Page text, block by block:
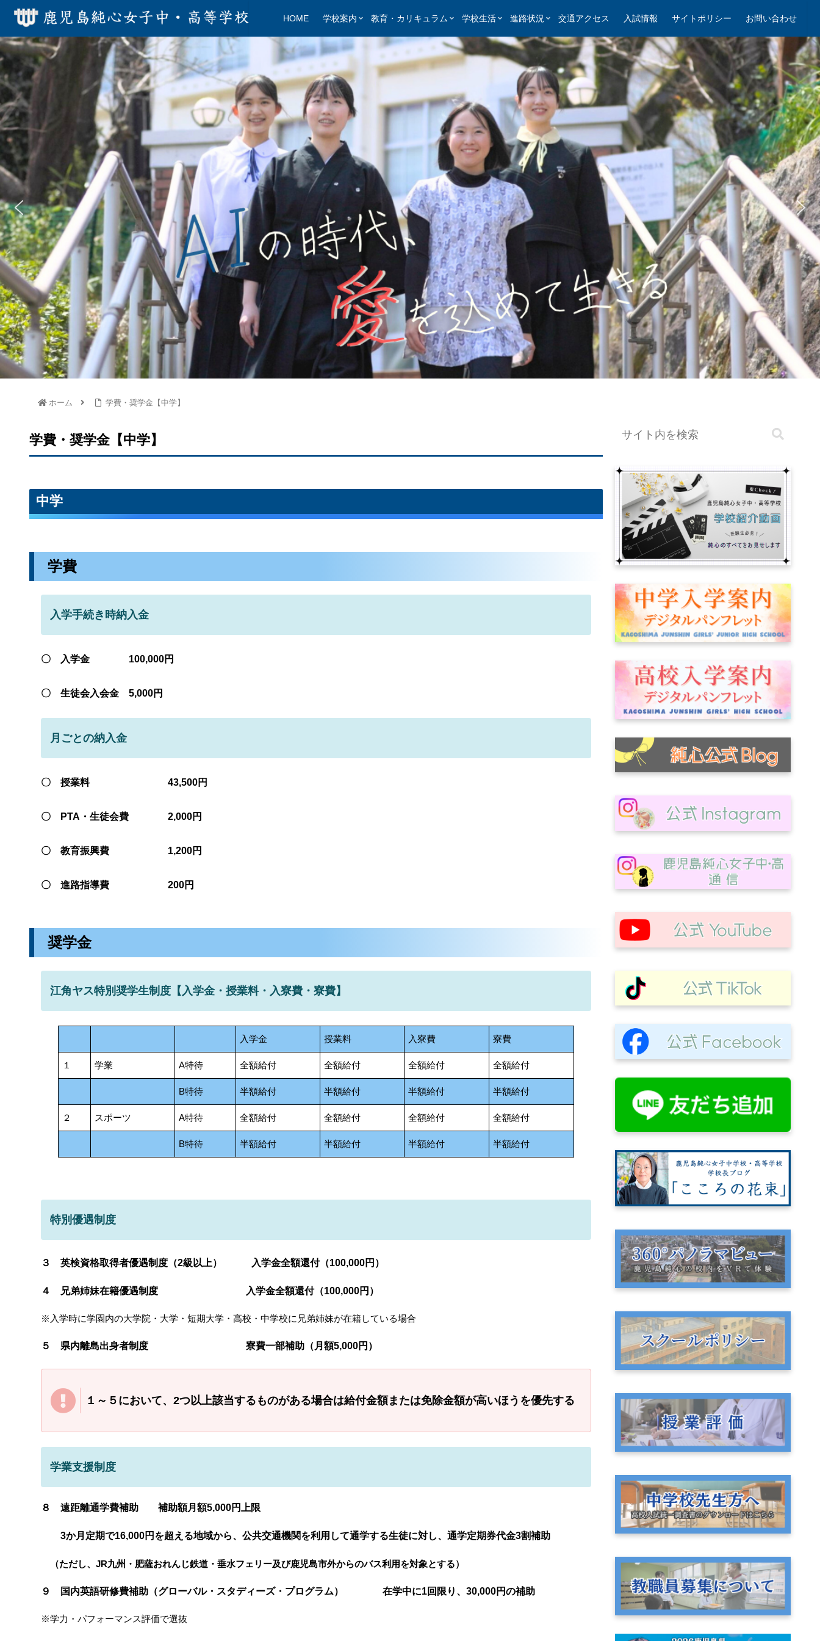
HOME 学校案内 教育・カリキュラム 学校生活 進路状況 交通アクセス 入試情報 サイトポリシー お問い合わせ
ホーム 学費・奨学金【中学】
学費・奨学金【中学】
中学
学費
入学手続き時納入金
〇 入学金 100,000円
〇 生徒会入会金 5,000円
月ごとの納入金
〇 授業料 43,500円
〇 PTA・生徒会費 2,000円
〇 教育振興費 1,200円
〇 進路指導費 200円
奨学金
江角ヤス特別奨学生制度【入学金・授業料・入寮費・寮費】
入学金 授業料 入寮費 寮費
１ 学業 A特待 全額給付 全額給付 全額給付 全額給付
B特待 半額給付 半額給付 半額給付 半額給付
２ スポーツ A特待 全額給付 全額給付 全額給付 全額給付
B特待 半額給付 半額給付 半額給付 半額給付
特別優遇制度
３ 英検資格取得者優遇制度（2級以上） 入学金全額還付（100,000円）
４ 兄弟姉妹在籍優遇制度 入学金全額還付（100,000円）
※入学時に学園内の大学院・大学・短期大学・高校・中学校に兄弟姉妹が在籍している場合
５ 県内離島出身者制度 寮費一部補助（月額5,000円）
１～５において、2つ以上該当するものがある場合は給付金額または免除金額が高いほうを優先する
学業支援制度
８ 遠距離通学費補助 補助額月額5,000円上限
3か月定期で16,000円を超える地域から、公共交通機関を利用して通学する生徒に対し、通学定期券代金3割補助
（ただし、JR九州・肥薩おれんじ鉄道・垂水フェリー及び鹿児島市外からのバス利用を対象とする）
９ 国内英語研修費補助（グローバル・スタディーズ・プログラム） 在学中に1回限り、30,000円の補助
※学力・パフォーマンス評価で選抜